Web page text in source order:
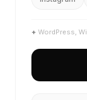
+ WordPress,